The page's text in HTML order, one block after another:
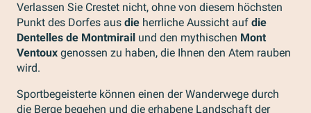
Verlassen Sie Crestet nicht, ohne von diesem höchsten
Punkt des Dorfes aus die herrliche Aussicht auf die
Dentelles de Montmirail und den mythischen Mont
Ventoux genossen zu haben, die Ihnen den Atem rauben
wird.
Sportbegeisterte können einen der Wanderwege durch
die Berge begehen und die erhabene Landschaft der